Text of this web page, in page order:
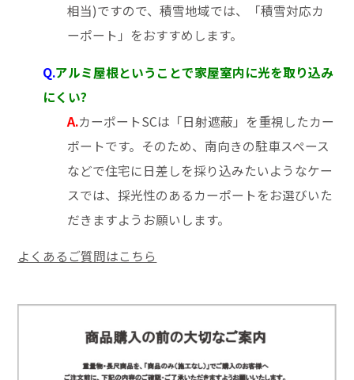
相当)ですので、積雪地域では、「積雪対応カ
ーポート」をおすすめします。
Q.アルミ屋根ということで家屋室内に光を取り込み
にくい?
A.カーポートSCは「日射遮蔽」を重視したカー
ポートです。そのため、南向きの駐車スペース
などで住宅に日差しを採り込みたいようなケー
スでは、採光性のあるカーポートをお選びいた
だきますようお願いします。
よくあるご質問はこちら